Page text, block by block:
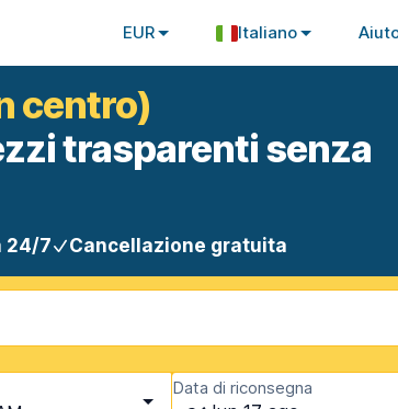
EUR Italiano
centro)
trasparenti senza
24/7 Cancellazione gratuita
Data di riconsegna